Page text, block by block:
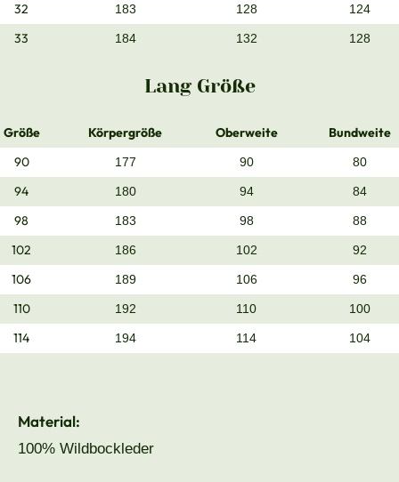
32 183 128 124
33 184 132 128
Lang Größe
Größe Körpergröße Oberweite
Bundweite
90
177 90 80
94 180 94 84
98 183 98 88
102 186 102 92
106 189 106 96
110 192 110 100
114 194 114 104
Material:
100% Wildbockleder